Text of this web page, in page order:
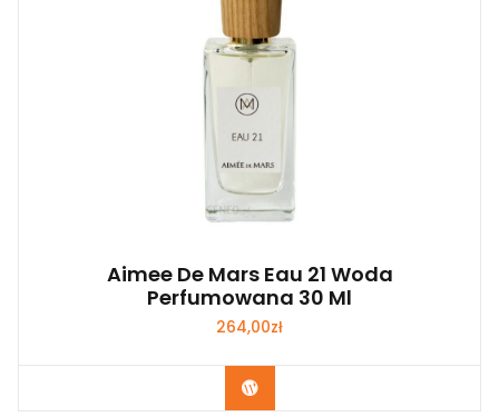
Aimee De Mars Eau 21 Woda
Perfumowana 30 Ml
264,00zł
Zobacz